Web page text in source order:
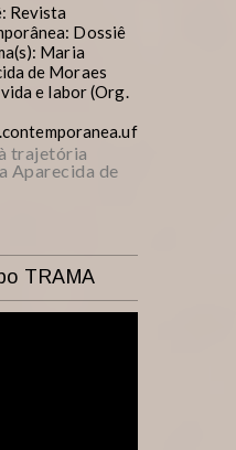
Revista
Dossiê
Maria
de Moraes
e labor (Org.
trajetória
Aparecida de
TRAMA